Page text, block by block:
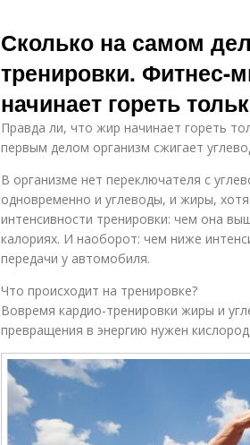
Сколько на самом
тренировки. Фитнес-
начинает гореть
Правда ли, что жир начинает гореть
первым делом организм сжигает
В организме нет переключателя с
одновременно и углеводы, и жиры,
интенсивности тренировки: чем она
калориях. И наоборот: чем ниже
передачи у автомобиля.
Что происходит на тренировке?
Вовремя кардио-тренировки жиры и
превращения в энергию нужен